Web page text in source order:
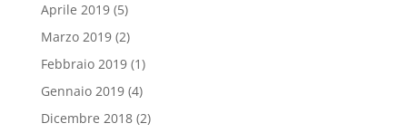
Aprile 2019(5)
Marzo 2019(2)
Febbraio 2019(1)
Gennaio 2019(4)
Dicembre 2018(2)